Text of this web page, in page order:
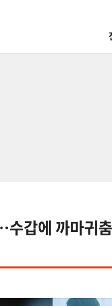
갑에 까마귀